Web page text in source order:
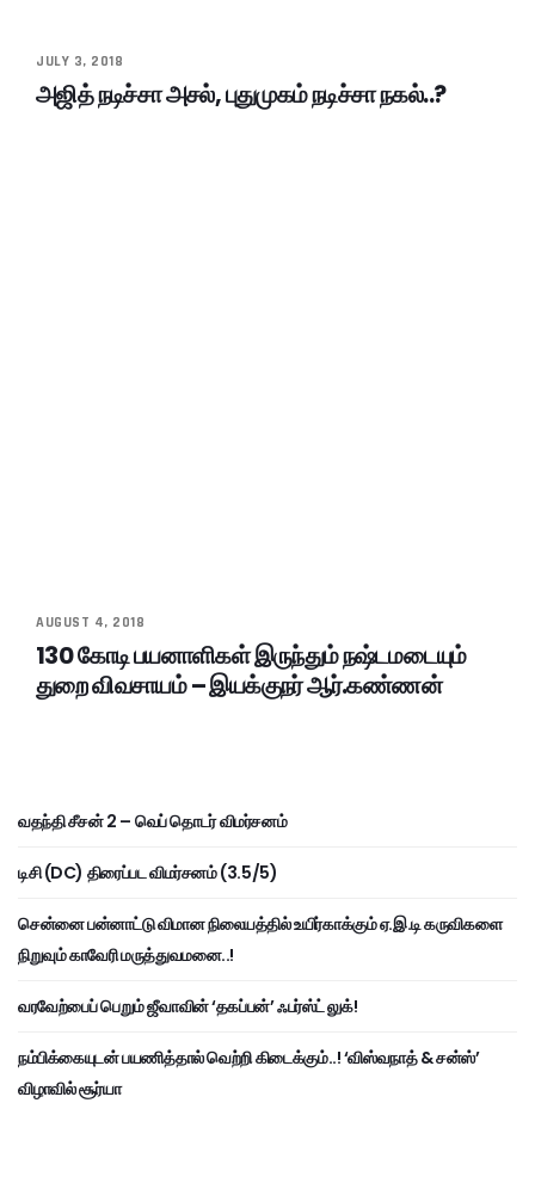
JULY 3, 2018
அஜித் நடிச்சா அசல், புதுமுகம் நடிச்சா நகல்..?
AUGUST 4, 2018
130 கோடி பயனாளிகள் இருந்தும் நஷ்டமடையும்
துறை விவசாயம் – இயக்குநர் ஆர்.கண்ணன்
வதந்தி சீசன் 2 – வெப் தொடர் விமர்சனம்
டிசி (DC) திரைப்பட விமர்சனம் (3.5/5)
சென்னை பன்னாட்டு விமான நிலையத்தில் உயிர்காக்கும் ஏ.இ.டி கருவிகளை
நிறுவும் காவேரி மருத்துவமனை..!
வரவேற்பைப் பெறும் ஜீவாவின் ‘தகப்பன்’ ஃபர்ஸ்ட் லுக்!
நம்பிக்கையுடன் பயணித்தால் வெற்றி கிடைக்கும்..! ‘விஸ்வநாத் & சன்ஸ்’
விழாவில் சூர்யா